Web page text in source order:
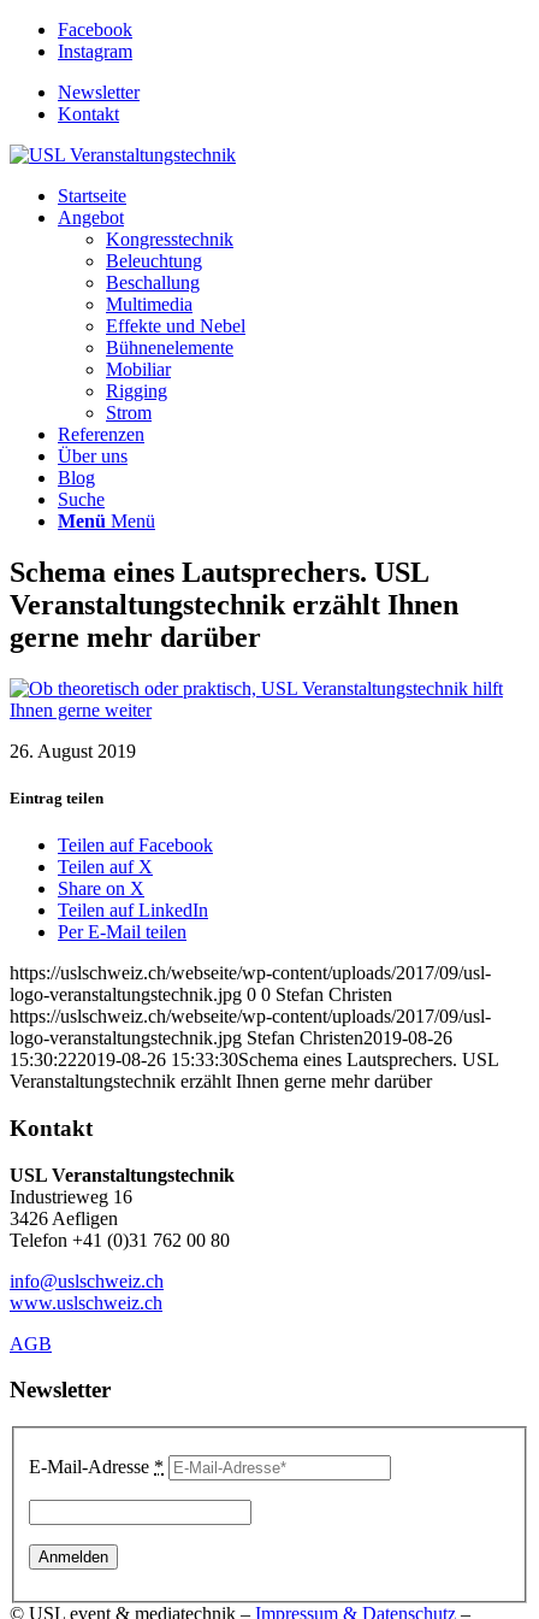
Facebook
Instagram
Newsletter
Kontakt
Startseite
Angebot
Kongresstechnik
Beleuchtung
Beschallung
Multimedia
Effekte und Nebel
Bühnenelemente
Mobiliar
Rigging
Strom
Referenzen
Über uns
Blog
Suche
Menü Menü
Schema eines Lautsprechers. USL
Veranstaltungstechnik erzählt Ihnen
gerne mehr darüber
26. August 2019
Eintrag teilen
Teilen auf Facebook
Teilen auf X
Share on X
Teilen auf LinkedIn
Per E-Mail teilen
https://uslschweiz.ch/webseite/wp-content/uploads/2017/09/usl-
logo-veranstaltungstechnik.jpg 0 0 Stefan Christen
https://uslschweiz.ch/webseite/wp-content/uploads/2017/09/usl-
logo-veranstaltungstechnik.jpg Stefan Christen2019-08-26
15:30:222019-08-26 15:33:30Schema eines Lautsprechers. USL
Veranstaltungstechnik erzählt Ihnen gerne mehr darüber
Kontakt
USL Veranstaltungstechnik
Industrieweg 16
3426 Aefligen
Telefon +41 (0)31 762 00 80
info@uslschweiz.ch
www.uslschweiz.ch
AGB
Newsletter
E-Mail-Adresse *
© USL event & mediatechnik – Impressum & Datenschutz –